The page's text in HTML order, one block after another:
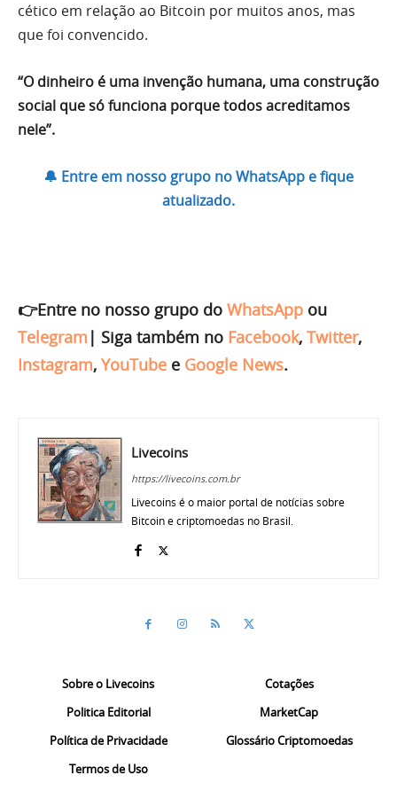
cético em relação ao Bitcoin por muitos anos, mas
que foi convencido.
“O dinheiro é uma invenção humana, uma construção
social que só funciona porque todos acreditamos
nele”.
🔔 Entre em nosso grupo no WhatsApp e fique
atualizado.
👉Entre no nosso grupo do WhatsApp ou
Telegram | Siga também no Facebook, Twitter,
Instagram, YouTube e Google News.
Livecoins
https://livecoins.com.br
Livecoins é o maior portal de notícias sobre
Bitcoin e criptomoedas no Brasil.
Sobre o Livecoins
Politica Editorial
Política de Privacidade
Termos de Uso
Cotações
MarketCap
Glossário Criptomoedas